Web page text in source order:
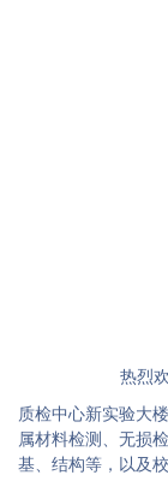
热烈
质检中心新实验大
属材料检测、无损
基、结构等，以及